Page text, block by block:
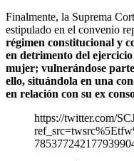
Finalmente, la Suprema
estipulado en el convenio
régimen constitucional y
en detrimento del
mujer; vulnerándose
ello, situándola en una
en relación con su ex
https://twitter.com/